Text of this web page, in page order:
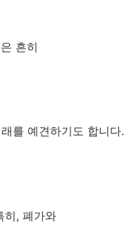
흔히
를 예견하기도 합니다.
히, 폐가와